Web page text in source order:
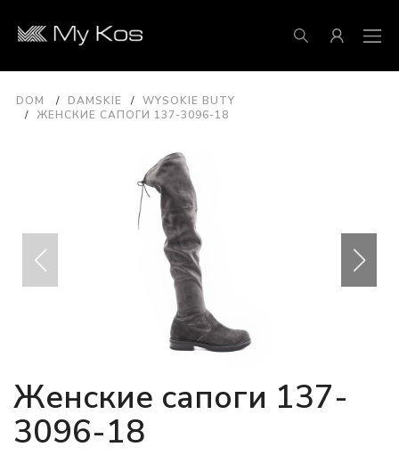
DOM DAMSKIE
WYSOKIE BUTY
ЖЕНСКИЕ САПОГИ 137-3096-18
Женские сапоги 137-
3096-18